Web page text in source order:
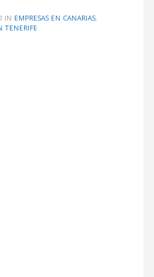
IN EMPRESAS EN CANARIAS,
TENERIFE